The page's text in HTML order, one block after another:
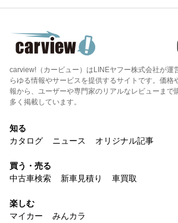
carview!（カービュー）はLINEヤフー株式会社が運
らゆる情報やサービスを提供するサイトです。価格
報から、ユーザーや専門家のリアルなレビューまで
多く掲載しています。
知る
カタログ
ニュース オリジナル記事
買う・売る
中古車検索
新車見積り 車買取
楽しむ
マイカー
みんカラ